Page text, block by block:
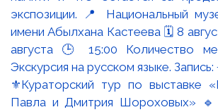
⚜️Кураторский тур по выставке
Павла и Дмитрия Шороховых»